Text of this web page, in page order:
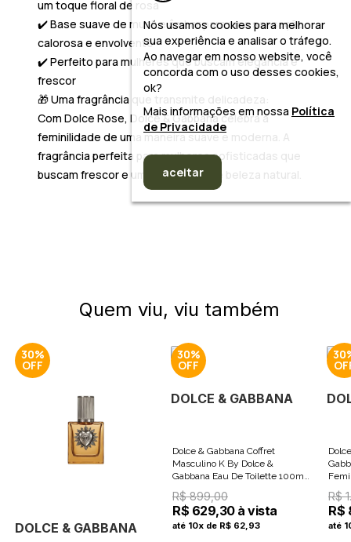
um toque floral de rosa
✔️ Base suave de musk e âmbar para uma sensação
calorosa e envolvente
✔️ Perfeito para mulheres que buscam elegância e
frescor
🎁Uma fragrância que transmite delicadeza:
Com Dolce Rose, Dolce & Gabbana celebra a
feminilidade de uma maneira suave e moderna. A
fragrância perfeita para mulheres sofisticadas que
buscam frescor e uma sensação de beleza natural.
Quem viu, viu também
30%
DOLCE & GABBANA
30%
DOLCE & GABBANA
Dolce & Gabbana Coffret
Masculino K By Dolce &
Gabbana Eau De Toilette 100ml
+ Creme de Barbiar 50ml
R$ 899,00
R$ 629,30 à vista
até 10x de R$ 62,93
R$
R$
até
Nós usamos cookies para melhorar
sua experiência e analisar o tráfego.
Ao navegar em nosso website, você
concorda com o uso desses cookies,
ok?
Mais informações em nossa Política
de Privacidade
aceitar